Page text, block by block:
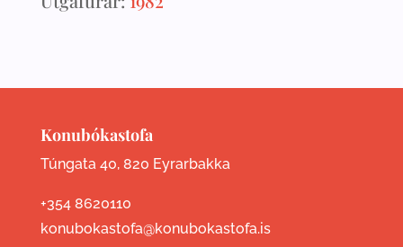
Konubókastofa
Túngata 40, 820 Eyrarbakka
+354 8620110
konubokastofa@konubokastofa.is